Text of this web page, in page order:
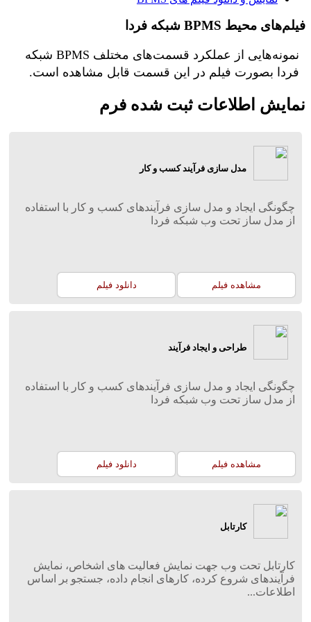
فیلم‌های محیط BPMS شبکه فردا
نمونه‌هایی از عملکرد قسمت‌های مختلف BPMS شبکه
فردا بصورت فیلم در این قسمت قابل مشاهده است.
نمایش اطلاعات ثبت شده فرم
مدل سازی فرآیند کسب و کار
چگونگی ایجاد و مدل سازی فرآیندهای کسب و کار با استفاده
از مدل ساز تحت وب شبکه فردا
مشاهده فیلم دانلود فیلم
طراحی و ایجاد فرآیند
چگونگی ایجاد و مدل سازی فرآیندهای کسب و کار با استفاده
از مدل ساز تحت وب شبکه فردا
مشاهده فیلم دانلود فیلم
کارتابل
کارتابل تحت وب جهت نمایش فعالیت های اشخاص، نمایش
فرآیندهای شروع کرده، کارهای انجام داده، جستجو بر اساس
اطلاعات...